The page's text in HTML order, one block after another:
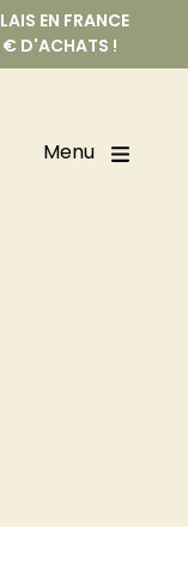
EN FRANCE
€ D'ACHATS !
Menu